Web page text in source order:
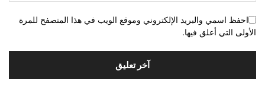
احفظ اسمي والبريد الإلكتروني وموقع الويب في هذا المتصفح للمرة
الأولى التي أعلق فيها.